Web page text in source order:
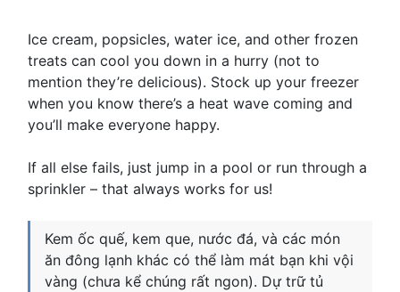
Ice cream, popsicles, water ice, and other frozen
treats can cool you down in a hurry (not to
mention they’re delicious). Stock up your freezer
when you know there’s a heat wave coming and
you’ll make everyone happy.
If all else fails, just jump in a pool or run through a
sprinkler – that always works for us!
Kem ốc quế, kem que, nước đá, và các món
ăn đông lạnh khác có thể làm mát bạn khi vội
vàng (chưa kể chúng rất ngon). Dự trữ tủ